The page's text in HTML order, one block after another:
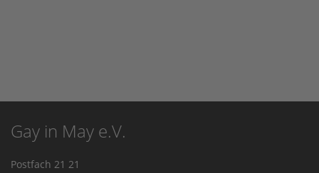
Gay in May e.V.
Postfach 21 21